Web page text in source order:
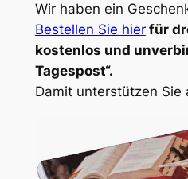
Wir haben ein
Bestellen Sie hier für
kostenlos und
Tagespost“.
Damit unterstützen Sie